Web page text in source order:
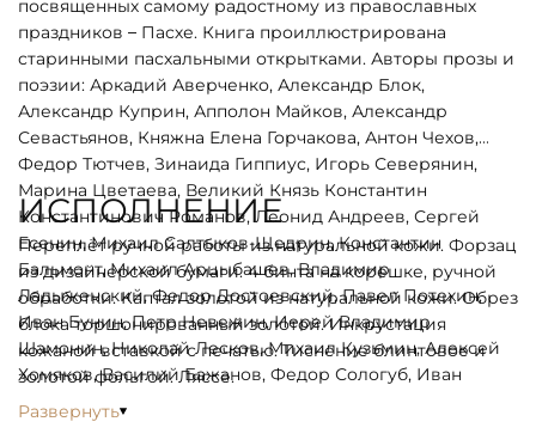
посвященных самому радостному из православных
праздников – Пасхе. Книга проиллюстрирована
старинными пасхальными открытками. Авторы прозы и
поэзии: Аркадий Аверченко, Александр Блок,
Александр Куприн, Апполон Майков, Александр
Севастьянов, Княжна Елена Горчакова, Антон Чехов,
Федор Тютчев, Зинаида Гиппиус, Игорь Северянин,
Марина Цветаева, Великий Князь Константин
Константинович Романов, Леонид Андреев, Сергей
Есенин, Михаил Салтыков-Щедрин, Константин
Бальмонт, Михаил Арцыбашев, Владимир
Ладыженский, Федор Достоевский, Павел Потехин,
Иван Бунин, Петр Невежин, Иерей Владимир
Шамонин, Николай Лесков, Михаил Кузьмин, Алексей
Хомяков, Василий Бажанов, Федор Сологуб, Иван
Бунин, Тэффи, Константин Бальмонт, Саша Черный,
Яков Полонский, Владимир Набоков, Лидия Чарская,
ИСПОЛНЕНИЕ
Переплёт ручной работы из натуральной кожи. Форзац
из дизайнерской бумаги. 4 бинта на корешке, ручной
обработки. Каптал золотой из натуральной кожи. Обрез
блока торшонированный золотой. Инкрустация
кожаной вставкой с печатью. Тиснение блинтовое и
золотой фольгой. Ляссе.
Развернуть